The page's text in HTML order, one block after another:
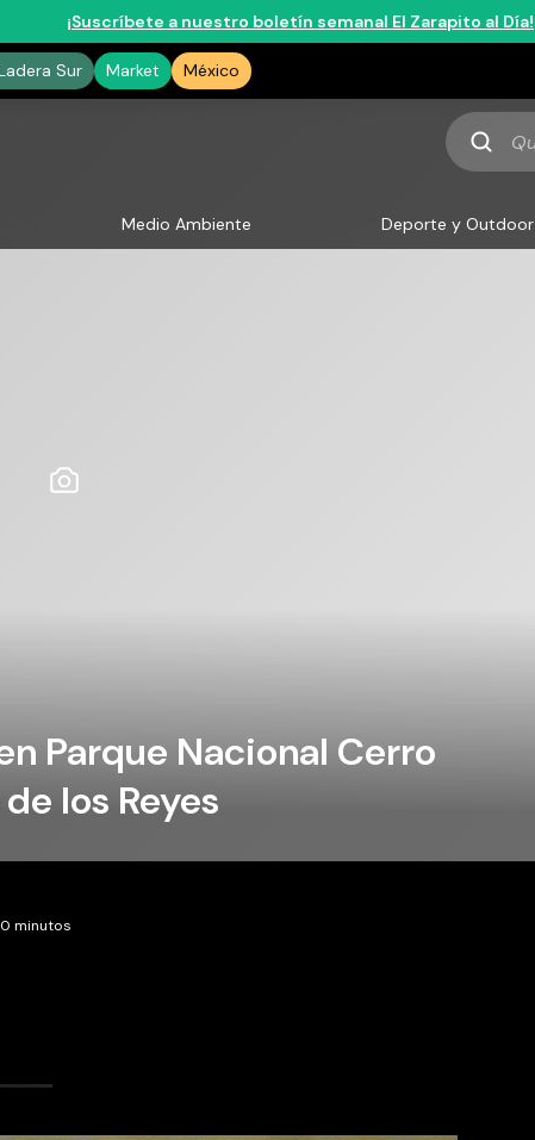
¡Suscríbete a nuestro boletín semanal El Zarapito al Día!
Sur Market México
Qué
buscas
Medio Ambiente Deporte y Outdoor
Parque Nacional Cerro
los Reyes
minutos